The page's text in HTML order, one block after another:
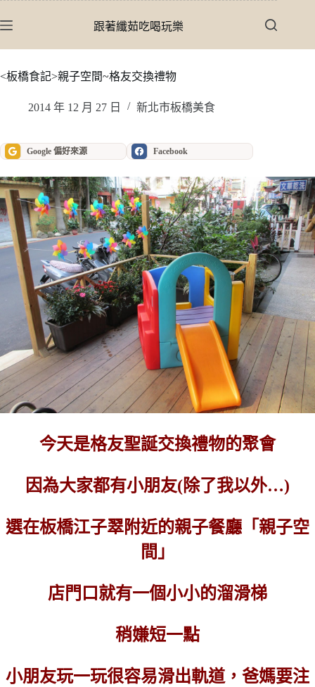
至
內
跟著纖茹吃喝玩樂
<板橋食記>親子空間~格友交換禮物
2014 年 12 月 27 日 新北市板橋美食
Google 偏好來源 Facebook
今天是格友聖誕交換禮物的聚會
因為大家都有小朋友(除了我以外…)
選在板橋江子翠附近的親子餐廳「親子空
間」
店門口就有一個小小的溜滑梯
稍嫌短一點
小朋友玩一玩很容易滑出軌道，爸媽要注